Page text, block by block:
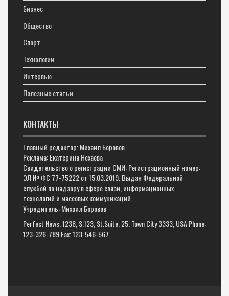
Бизнес
Общество
Спорт
Технологии
Интервью
Полезные статьи
КОНТАКТЫ
Главный редактор: Михаил Боровов
Реклама: Екатерина Нехаева
Свидетельство о регистрации СМИ: Регистрационный номер:
ЭЛ № ФС 77-75222 от 15.03.2019. Выдан Федеральной
службой по надзору в сфере связи, информационных
технологий и массовых коммуникаций.
Учредитель: Михаил Боровов
Perfect News, 1238, S.123, St.Suite, 25, Town City 3333, USA Phone:
123-326-789 Fax: 123-546-567